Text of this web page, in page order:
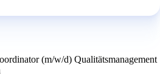
(m/w/d) Qualitätsmanagement